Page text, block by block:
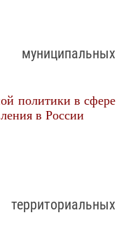
политики в сфере
в России